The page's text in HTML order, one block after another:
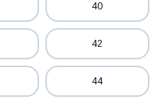
40
42
44